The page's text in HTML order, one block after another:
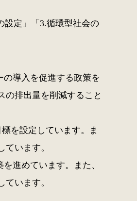
設定」「3.循環型社会の
導入を促進する政策を
の排出量を削減すること
を設定しています。ま
います。
進めています。また、
います。